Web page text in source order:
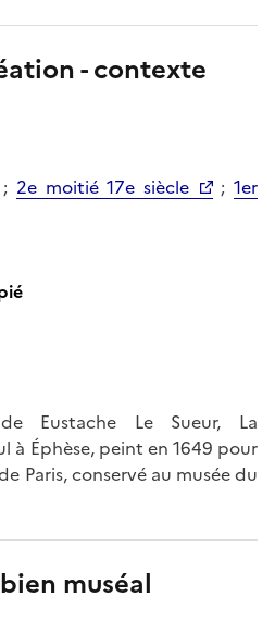
- contexte
2e moitié 17e siècle ;1er
Eustache Le Sueur, La
à Éphèse, peint en 1649 pour
Paris, conservé au musée du
muséal